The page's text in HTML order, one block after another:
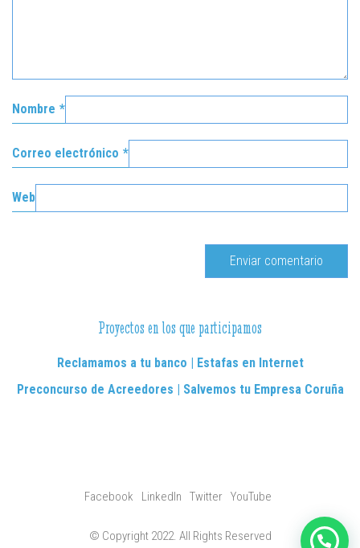
Nombre *
Correo electrónico *
Web
Proyectos en los que participamos
Reclamamos a tu banco | Estafas en Internet
Preconcurso de Acreedores | Salvemos tu Empresa Coruña
Facebook LinkedIn Twitter YouTube
© Copyright 2022. All Rights Reserved